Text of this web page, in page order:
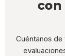
con
Cuéntanos